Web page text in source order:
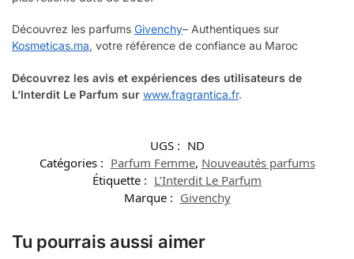
Découvrez les parfums Givenchy– Authentiques sur
Kosmeticas.ma, votre référence de confiance au Maroc
Découvrez les avis et expériences des utilisateurs de
L’Interdit Le Parfum sur www.fragrantica.fr.
UGS : ND
Catégories : Parfum Femme, Nouveautés parfums
Étiquette : L’Interdit Le Parfum
Marque : Givenchy
Tu pourrais aussi aimer